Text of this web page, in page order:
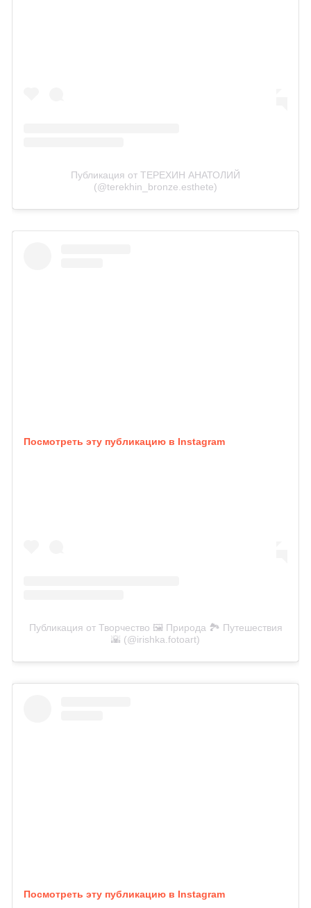
Публикация от ТЕРЕХИН АНАТОЛИЙ
(@terekhin_bronze.esthete)
Посмотреть эту публикацию в Instagram
Публикация от Творчество 🖼️ Природа 🏞️ Путешествия
🌇 (@irishka.fotoart)
Посмотреть эту публикацию в Instagram